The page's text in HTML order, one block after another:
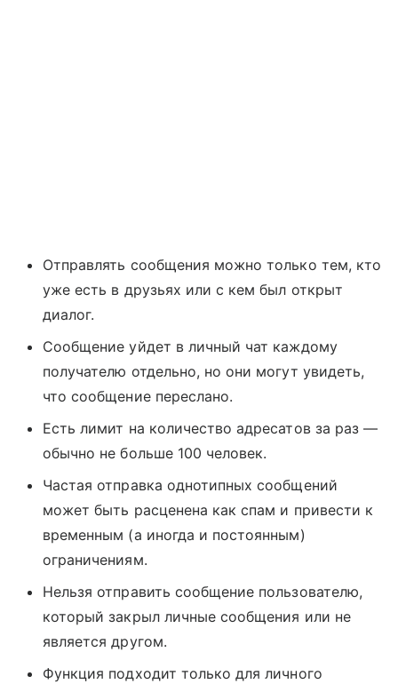
Отправлять сообщения можно только тем, кто
уже есть в друзьях или с кем был открыт
диалог.
Сообщение уйдет в личный чат каждому
получателю отдельно, но они могут увидеть,
что сообщение переслано.
Есть лимит на количество адресатов за раз —
обычно не больше 100 человек.
Частая отправка однотипных сообщений
может быть расценена как спам и привести к
временным (а иногда и постоянным)
ограничениям.
Нельзя отправить сообщение пользователю,
который закрыл личные сообщения или не
является другом.
Функция подходит только для личного